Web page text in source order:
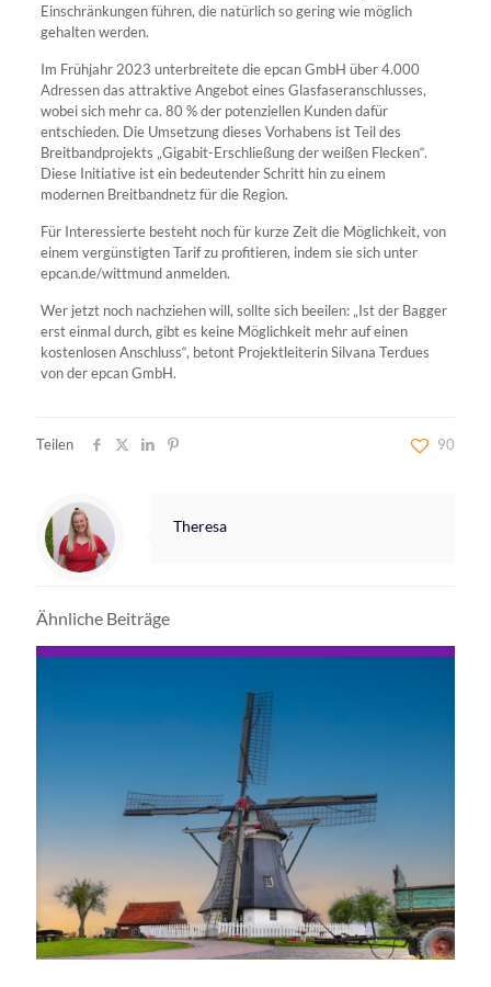
Einschränkungen führen, die natürlich so gering wie möglich
gehalten werden.
Im Frühjahr 2023 unterbreitete die epcan GmbH über 4.000
Adressen das attraktive Angebot eines Glasfaseranschlusses,
wobei sich mehr ca. 80 % der potenziellen Kunden dafür
entschieden. Die Umsetzung dieses Vorhabens ist Teil des
Breitbandprojekts „Gigabit-Erschließung der weißen Flecken“.
Diese Initiative ist ein bedeutender Schritt hin zu einem
modernen Breitbandnetz für die Region.
Für Interessierte besteht noch für kurze Zeit die Möglichkeit, von
einem vergünstigten Tarif zu profitieren, indem sie sich unter
epcan.de/wittmund anmelden.
Wer jetzt noch nachziehen will, sollte sich beeilen: „Ist der Bagger
erst einmal durch, gibt es keine Möglichkeit mehr auf einen
kostenlosen Anschluss“, betont Projektleiterin Silvana Terdues
von der epcan GmbH.
Teilen 90
Theresa
Ähnliche Beiträge